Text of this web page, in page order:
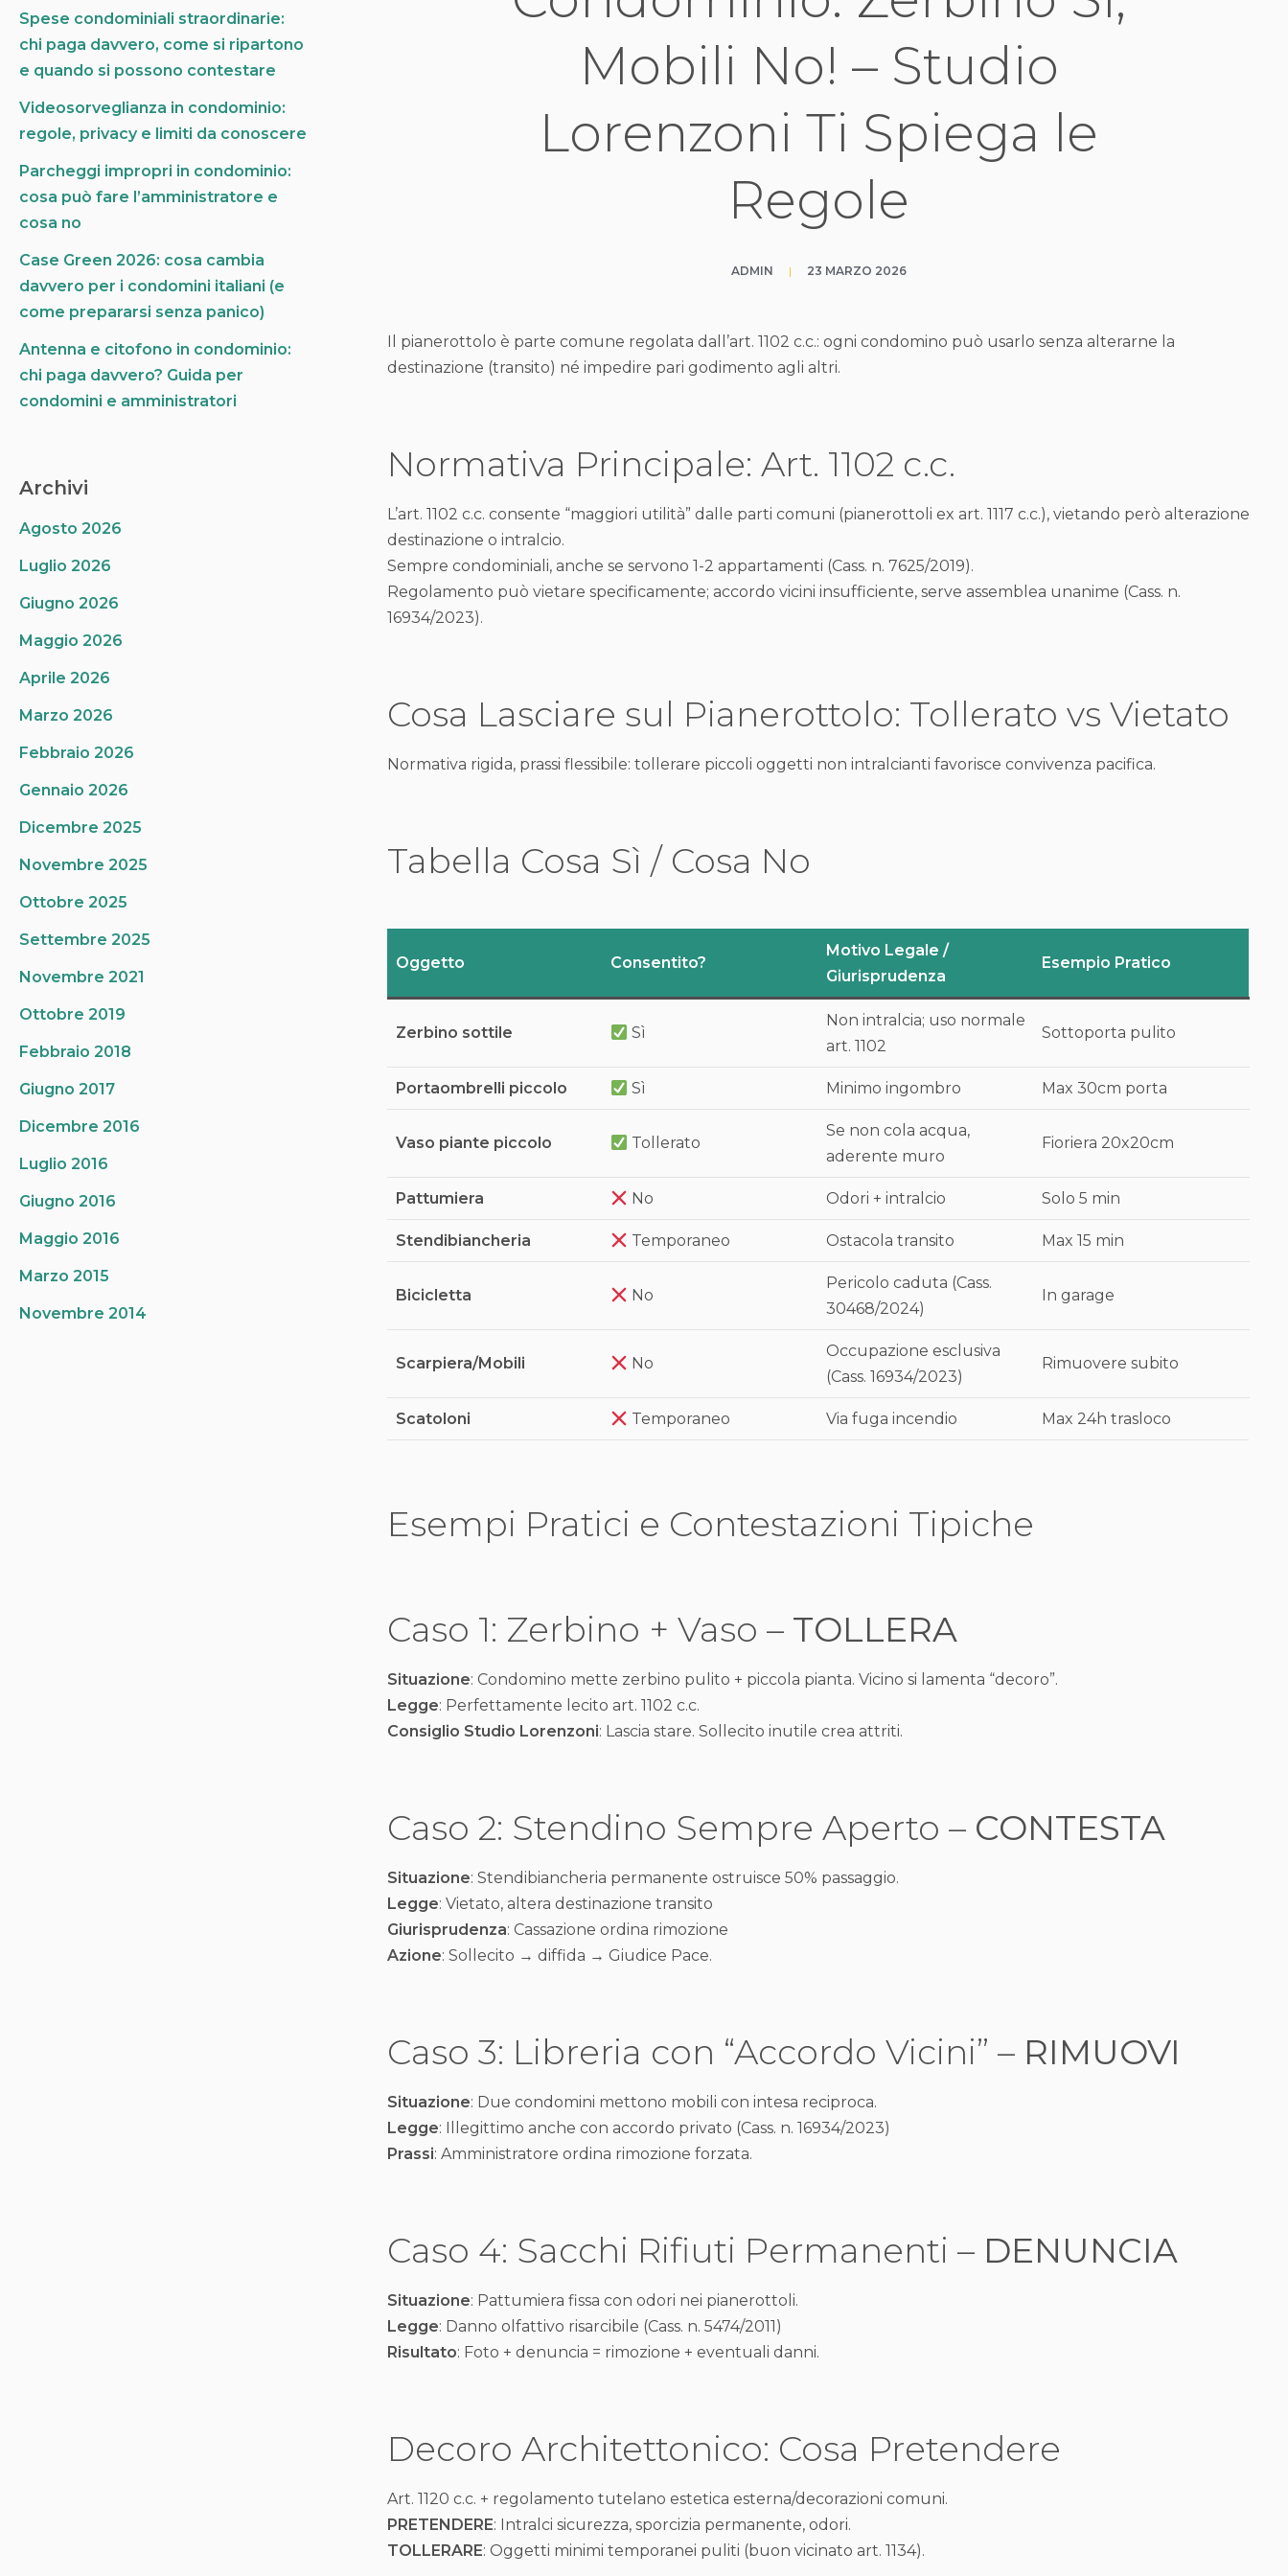
Mobili No! – Studio
Lorenzoni Ti Spiega le
Regole
ADMIN | 23 MARZO 2026
Il pianerottolo è parte comune regolata dall’art. 1102 c.c.: ogni condomino può usarlo senza alterarne la
destinazione (transito) né impedire pari godimento agli altri.
Normativa Principale: Art. 1102 c.c.
L’art. 1102 c.c. consente “maggiori utilità” dalle parti comuni (pianerottoli ex art. 1117 c.c.), vietando però alterazione
destinazione o intralcio.
Sempre condominiali, anche se servono 1-2 appartamenti (Cass. n. 7625/2019).
Regolamento può vietare specificamente; accordo vicini insufficiente, serve assemblea unanime (Cass. n.
16934/2023).
Cosa Lasciare sul Pianerottolo: Tollerato vs Vietato
Normativa rigida, prassi flessibile: tollerare piccoli oggetti non intralcianti favorisce convivenza pacifica.
Tabella Cosa Sì / Cosa No
Oggetto Consentito?
Motivo Legale /
Giurisprudenza
Esempio Pratico
Zerbino sottile Sì
Non intralcia; uso normale
art. 1102
Sottoporta pulito
Portaombrelli piccolo Sì Minimo ingombro Max 30cm porta
Vaso piante piccolo Tollerato
Se non cola acqua,
aderente muro
Fioriera 20x20cm
Pattumiera No Odori + intralcio Solo 5 min
Stendibiancheria Temporaneo Ostacola transito Max 15 min
Bicicletta No
Pericolo caduta (Cass.
30468/2024)
In garage
Scarpiera/Mobili No
Occupazione esclusiva
(Cass. 16934/2023)
Rimuovere subito
Scatoloni Temporaneo Via fuga incendio Max 24h trasloco
Esempi Pratici e Contestazioni Tipiche
Caso 1: Zerbino + Vaso – TOLLERA
Situazione: Condomino mette zerbino pulito + piccola pianta. Vicino si lamenta “decoro”.
Legge: Perfettamente lecito art. 1102 c.c.
Consiglio Studio Lorenzoni: Lascia stare. Sollecito inutile crea attriti.
Caso 2: Stendino Sempre Aperto – CONTESTA
Situazione: Stendibiancheria permanente ostruisce 50% passaggio.
Legge: Vietato, altera destinazione transito
Giurisprudenza: Cassazione ordina rimozione
Azione: Sollecito → diffida → Giudice Pace.
Caso 3: Libreria con “Accordo Vicini” – RIMUOVI
Situazione: Due condomini mettono mobili con intesa reciproca.
Legge: Illegittimo anche con accordo privato (Cass. n. 16934/2023)
Prassi: Amministratore ordina rimozione forzata.
Caso 4: Sacchi Rifiuti Permanenti – DENUNCIA
Situazione: Pattumiera fissa con odori nei pianerottoli.
Legge: Danno olfattivo risarcibile (Cass. n. 5474/2011)
Risultato: Foto + denuncia = rimozione + eventuali danni.
Decoro Architettonico: Cosa Pretendere
Art. 1120 c.c. + regolamento tutelano estetica esterna/decorazioni comuni.
PRETENDERE: Intralci sicurezza, sporcizia permanente, odori.
TOLLERARE: Oggetti minimi temporanei puliti (buon vicinato art. 1134).
a
p
e
r
:
Spese condominiali straordinarie:
chi paga davvero, come si ripartono
e quando si possono contestare
Videosorveglianza in condominio:
regole, privacy e limiti da conoscere
Parcheggi impropri in condominio:
cosa può fare l’amministratore e
cosa no
Case Green 2026: cosa cambia
davvero per i condomini italiani (e
come prepararsi senza panico)
Antenna e citofono in condominio:
chi paga davvero? Guida per
condomini e amministratori
Archivi
Agosto 2026
Luglio 2026
Giugno 2026
Maggio 2026
Aprile 2026
Marzo 2026
Febbraio 2026
Gennaio 2026
Dicembre 2025
Novembre 2025
Ottobre 2025
Settembre 2025
Novembre 2021
Ottobre 2019
Febbraio 2018
Giugno 2017
Dicembre 2016
Luglio 2016
Giugno 2016
Maggio 2016
Marzo 2015
Novembre 2014